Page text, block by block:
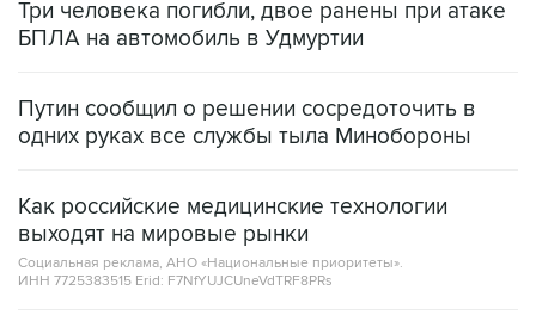
Трамп заявил, что переговоры с Ираном
09:40, 6 августа 2026
ФИФА поддержала Инфантино и
отказалась от проекта по частным